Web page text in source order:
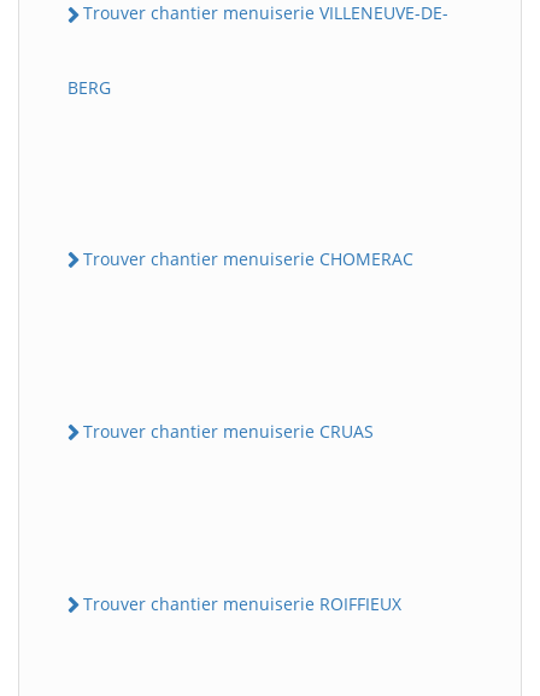
Trouver chantier menuiserie VILLENEUVE-DE-
BERG
Trouver chantier menuiserie CHOMERAC
Trouver chantier menuiserie CRUAS
Trouver chantier menuiserie ROIFFIEUX